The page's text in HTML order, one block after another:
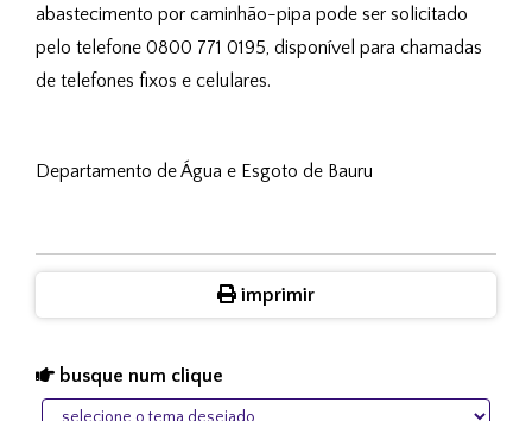
abastecimento por caminhão-pipa pode ser solicitado
pelo telefone 0800 771 0195, disponível para chamadas
de telefones fixos e celulares.
Departamento de Água e Esgoto de Bauru
imprimir
busque num clique